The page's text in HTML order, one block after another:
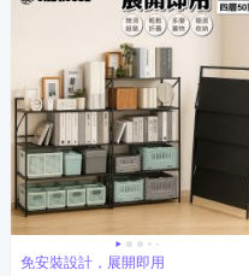
免安裝設計，展開即用